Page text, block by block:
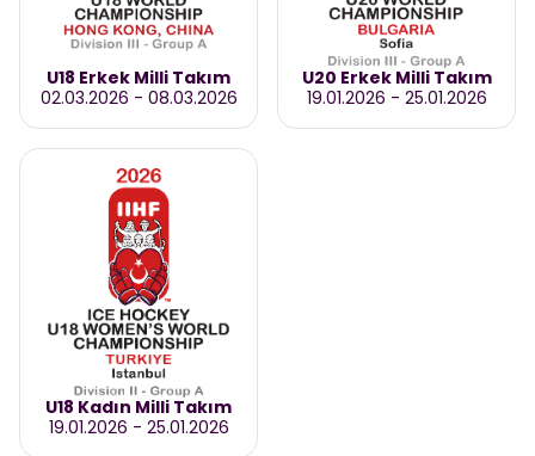
U18 Erkek Milli Takım
02.03.2026 - 08.03.2026
U20 Erkek Milli Takım
19.01.2026 - 25.01.2026
U18 Kadın Milli Takım
19.01.2026 - 25.01.2026